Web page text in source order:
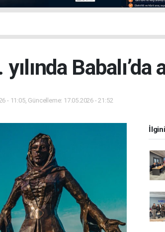
Babalı’da
- 11:05, Güncelleme: 17.05.2026 - 21:52